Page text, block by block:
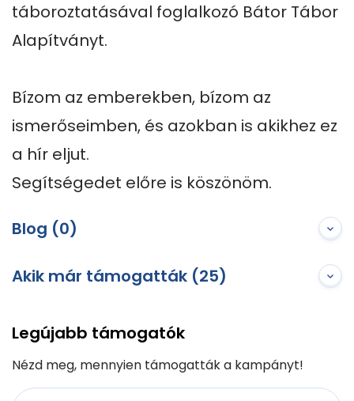
táboroztatásával foglalkozó Bátor Tábor
Alapítványt.
Bízom az emberekben, bízom az
ismerőseimben, és azokban is akikhez ez
a hír eljut.
Segítségedet előre is köszönöm.
Blog (0)
Akik már támogatták (25)
Legújabb támogatók
Nézd meg, mennyien támogatták a kampányt!